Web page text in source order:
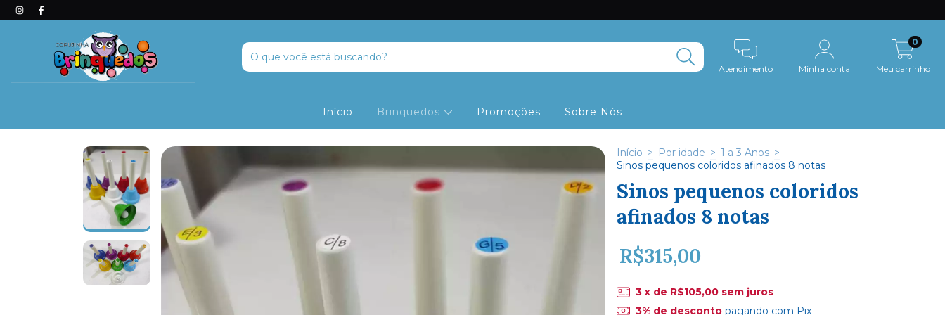
Atendimento Minha conta Meu carrinho
0
Início Brinquedos Promoções Sobre Nós
Início > Por idade > 1 a 3 Anos >
Sinos pequenos coloridos afinados 8 notas
Sinos pequenos coloridos
afinados 8 notas
R$315,00
3 x de R$105,00 sem juros
3% de descontopagando com Pix